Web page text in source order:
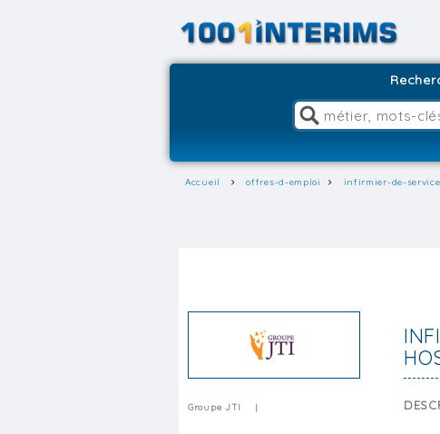
Accueil offres-d-emploi infirmier-de-
Groupe JTI |